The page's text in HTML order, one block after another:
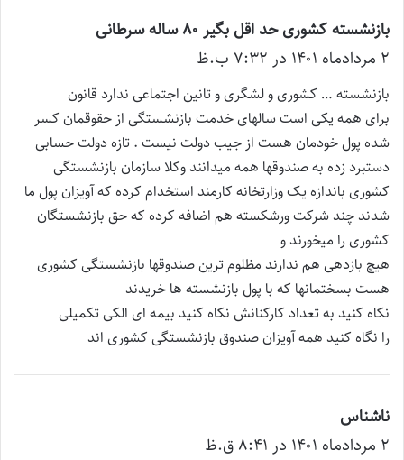
بازنشسته کشوری حد اقل بگیر ۸۰ ساله سرطانی
ت
:
۲ مرداد‌ماه ۱۴۰۱ در ۷:۳۲ ب.ظ
بازنشسته … کشوری و لشگری و تانین اجتماعی ندارد قانون
برای همه یکی است سالهای خدمت بازنشستگی از حقوقمان کسر
شده پول خودمان هست از جیب دولت نیست . تازه دولت حسابی
دستبرد زده به صندوقها همه میدانند وکلا سازمان بازنشستگی
کشوری باندازه یک وزارتخانه کارمند استخدام کرده که آویزان پول ما
شدند چند شرکت ورشکسته هم اضافه کرده که حق بازنشستگان
کشوری را میخورند و
هیچ بازدهی هم ندارند مظلوم ترین صندوقها بازنشستگی کشوری
هست بسختمانها که با پول بازنشسته ها خریدند
نکاه کنید به تعداد کارکنانش نکاه کنید بیمه ای الکی تکمیلی
را نگاه کنید همه آویزان صندوق بازنشستگی کشوری اند
ناشناس
ف
۲ مرداد‌ماه ۱۴۰۱ در ۸:۴۱ ق.ظ